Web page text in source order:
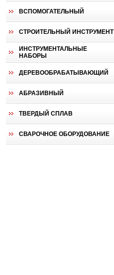
ВСПОМОГАТЕЛЬНЫЙ
СТРОИТЕЛЬНЫЙ ИНСТРУМЕНТ
ИНСТРУМЕНТАЛЬНЫЕ
НАБОРЫ
ДЕРЕВООБРАБАТЫВАЮЩИЙ
АБРАЗИВНЫЙ
ТВЕРДЫЙ СПЛАВ
СВАРОЧНОЕ ОБОРУДОВАНИЕ